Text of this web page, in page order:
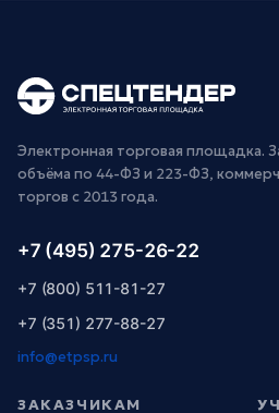
Электронная торговая площадка.
объёма по 44-ФЗ и 223-ФЗ,
торгов с 2013 года.
+7 (495) 275-26-22
+7 (800) 511-81-27
+7 (351) 277-88-27
info@etpsp.ru
ЗАКАЗЧИКАМ